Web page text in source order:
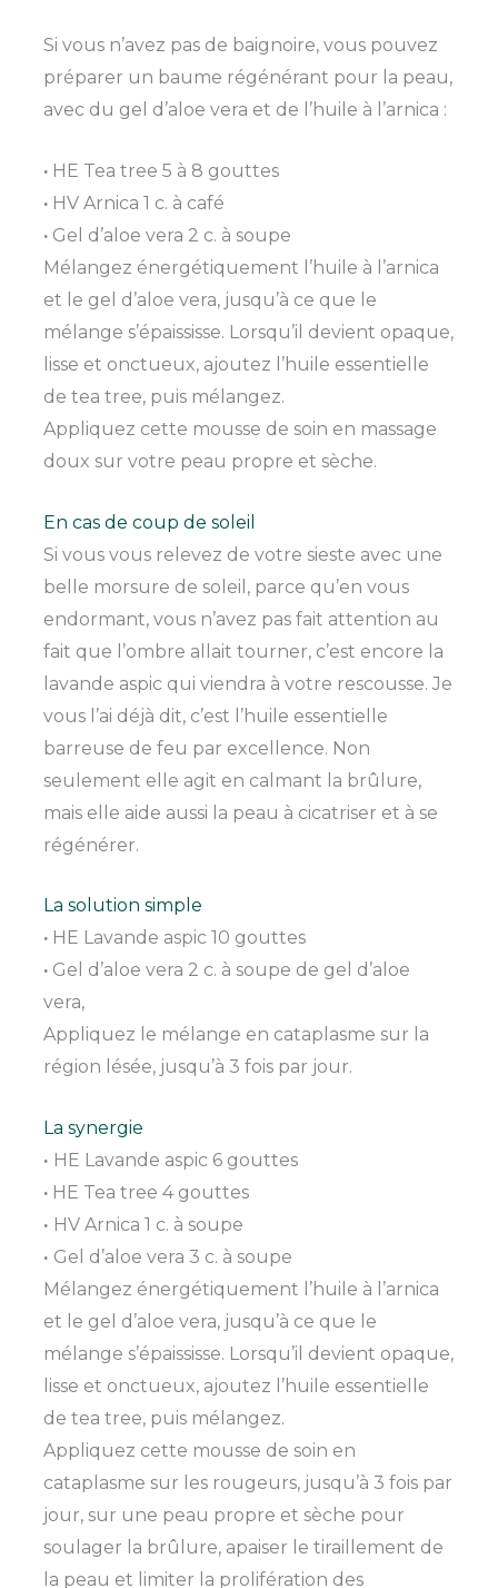
Si vous n’avez pas de baignoire, vous pouvez
préparer un baume régénérant pour la peau,
avec du gel d’aloe vera et de l’huile à l’arnica :
·HE Tea tree 5 à 8 gouttes
·HV Arnica 1 c. à café
·Gel d’aloe vera 2 c. à soupe
Mélangez énergétiquement l’huile à l’arnica
et le gel d’aloe vera, jusqu’à ce que le
mélange s’épaississe. Lorsqu’il devient opaque,
lisse et onctueux, ajoutez l’huile essentielle
de tea tree, puis mélangez.
Appliquez cette mousse de soin en massage
doux sur votre peau propre et sèche.
En cas de coup de soleil
Si vous vous relevez de votre sieste avec une
belle morsure de soleil, parce qu’en vous
endormant, vous n’avez pas fait attention au
fait que l’ombre allait tourner, c’est encore la
lavande aspic qui viendra à votre rescousse. Je
vous l’ai déjà dit, c’est l’huile essentielle
barreuse de feu par excellence. Non
seulement elle agit en calmant la brûlure,
mais elle aide aussi la peau à cicatriser et à se
régénérer.
La solution simple
·HE Lavande aspic 10 gouttes
·Gel d’aloe vera 2 c. à soupe de gel d’aloe
vera,
Appliquez le mélange en cataplasme sur la
région lésée, jusqu’à 3 fois par jour.
La synergie
· HE Lavande aspic 6 gouttes
·HE Tea tree 4 gouttes
· HV Arnica 1 c. à soupe
· Gel d’aloe vera 3 c. à soupe
Mélangez énergétiquement l’huile à l’arnica
et le gel d’aloe vera, jusqu’à ce que le
mélange s’épaississe. Lorsqu’il devient opaque,
lisse et onctueux, ajoutez l’huile essentielle
de tea tree, puis mélangez.
Appliquez cette mousse de soin en
cataplasme sur les rougeurs, jusqu’à 3 fois par
jour, sur une peau propre et sèche pour
soulager la brûlure, apaiser le tiraillement de
la peau et limiter la prolifération des